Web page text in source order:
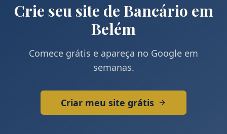
Crie seu site de Bancário em
Belém
Comece grátis e apareça no Google em
semanas.
Criar meu site grátis